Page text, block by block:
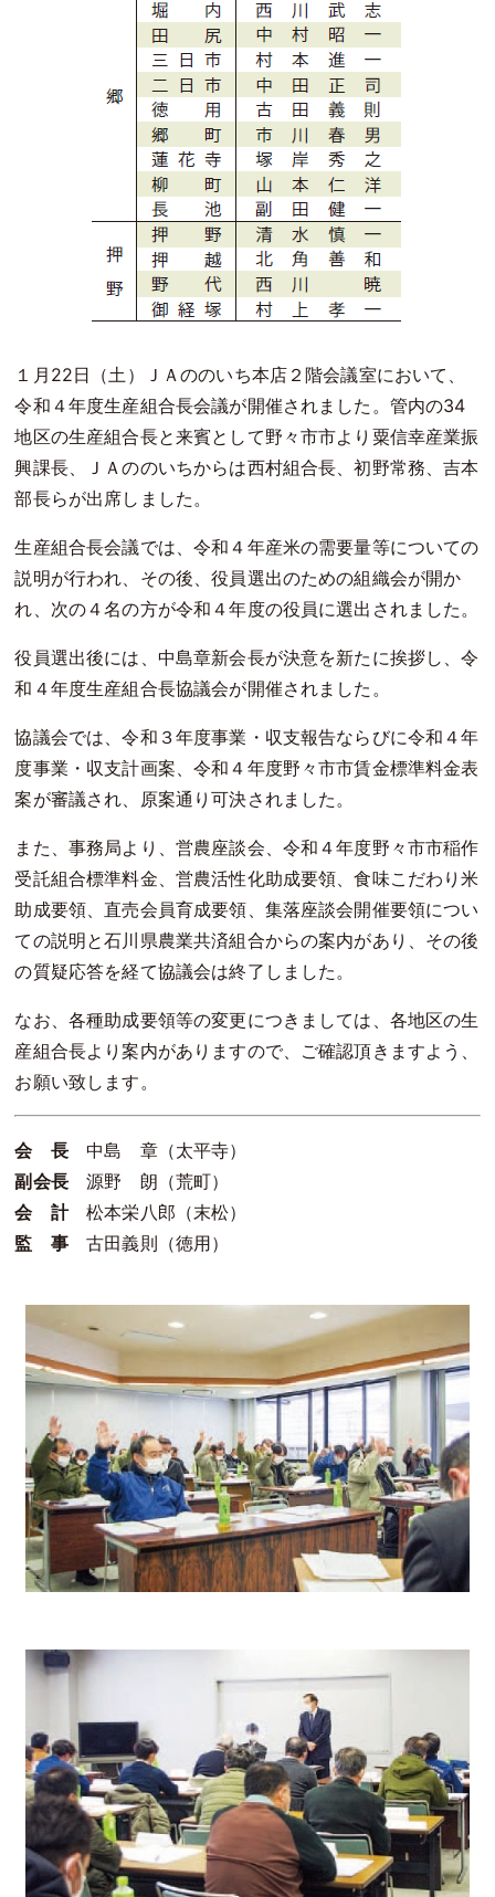
１月22日（土）ＪＡののいち本店２階会議室において、
令和４年度生産組合長会議が開催されました。管内の34
地区の生産組合長と来賓として野々市市より粟信幸産業振
興課長、ＪＡののいちからは西村組合長、初野常務、吉本
部長らが出席しました。
生産組合長会議では、令和４年産米の需要量等についての
説明が行われ、その後、役員選出のための組織会が開か
れ、次の４名の方が令和４年度の役員に選出されました。
役員選出後には、中島章新会長が決意を新たに挨拶し、令
和４年度生産組合長協議会が開催されました。
協議会では、令和３年度事業・収支報告ならびに令和４年
度事業・収支計画案、令和４年度野々市市賃金標準料金表
案が審議され、原案通り可決されました。
また、事務局より、営農座談会、令和４年度野々市市稲作
受託組合標準料金、営農活性化助成要領、食味こだわり米
助成要領、直売会員育成要領、集落座談会開催要領につい
ての説明と石川県農業共済組合からの案内があり、その後
の質疑応答を経て協議会は終了しました。
なお、各種助成要領等の変更につきましては、各地区の生
産組合長より案内がありますので、ご確認頂きますよう、
お願い致します。
会 長中島 章（太平寺）
副会長源野 朗（荒町）
会 計松本栄八郎（末松）
監 事古田義則（徳用）